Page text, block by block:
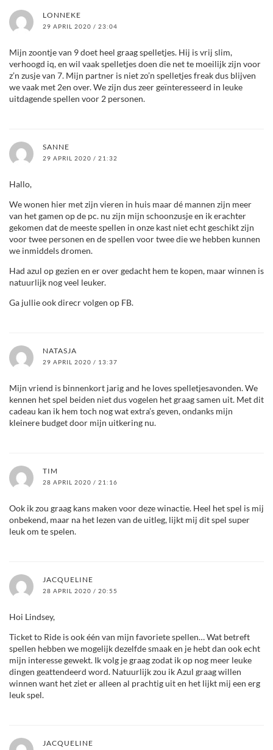
LONNEKE
29 APRIL 2020 / 23:04
Mijn zoontje van 9 doet heel graag spelletjes. Hij is vrij slim,
verhoogd iq, en wil vaak spelletjes doen die net te moeilijk zijn voor
z’n zusje van 7. Mijn partner is niet zo’n spelletjes freak dus blijven
we vaak met 2en over. We zijn dus zeer geïnteresseerd in leuke
uitdagende spellen voor 2 personen.
SANNE
29 APRIL 2020 / 21:32
Hallo,
We wonen hier met zijn vieren in huis maar dé mannen zijn meer
van het gamen op de pc. nu zijn mijn schoonzusje en ik erachter
gekomen dat de meeste spellen in onze kast niet echt geschikt zijn
voor twee personen en de spellen voor twee die we hebben kunnen
we inmiddels dromen.
Had azul op gezien en er over gedacht hem te kopen, maar winnen is
natuurlijk nog veel leuker.
Ga jullie ook direcr volgen op FB.
NATASJA
29 APRIL 2020 / 13:37
Mijn vriend is binnenkort jarig and he loves spelletjesavonden. We
kennen het spel beiden niet dus vogelen het graag samen uit. Met dit
cadeau kan ik hem toch nog wat extra’s geven, ondanks mijn
kleinere budget door mijn uitkering nu.
TIM
28 APRIL 2020 / 21:16
Ook ik zou graag kans maken voor deze winactie. Heel het spel is mij
onbekend, maar na het lezen van de uitleg, lijkt mij dit spel super
leuk om te spelen.
JACQUELINE
28 APRIL 2020 / 20:55
Hoi Lindsey,
Ticket to Ride is ook één van mijn favoriete spellen… Wat betreft
spellen hebben we mogelijk dezelfde smaak en je hebt dan ook echt
mijn interesse gewekt. Ik volg je graag zodat ik op nog meer leuke
dingen geattendeerd word. Natuurlijk zou ik Azul graag willen
winnen want het ziet er alleen al prachtig uit en het lijkt mij een erg
leuk spel.
JACQUELINE